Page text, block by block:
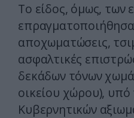
Το είδος, όμως, των
αποχωματώσεις,
ασφαλτικές
δεκάδων τόνων
οικείου χώρου),
Κυβερνητικών